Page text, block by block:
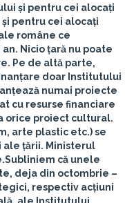
și pentru cei alocați
pentru cei alocați
române ce
Nicio țară nu poate
Pe de altă parte,
doar Institutului
numai proiecte
cu resurse financiare
orice proiect cultural.
arte plastic etc.) se
ale țării. Ministerul
Subliniem că unele
deja din octombrie –
respectiv acțiuni